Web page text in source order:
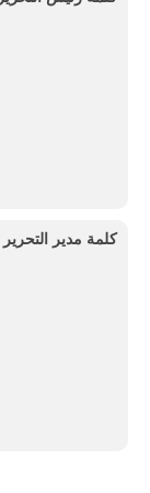
كلمة مدير التحرير